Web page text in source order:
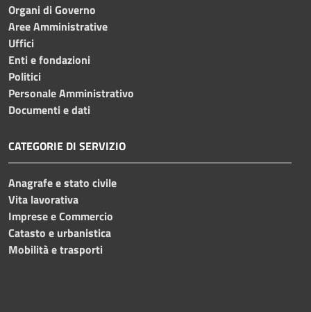
Organi di Governo
Aree Amministrative
Uffici
Enti e fondazioni
Politici
Personale Amministrativo
Documenti e dati
CATEGORIE DI SERVIZIO
Anagrafe e stato civile
Vita lavorativa
Imprese e Commercio
Catasto e urbanistica
Mobilità e trasporti